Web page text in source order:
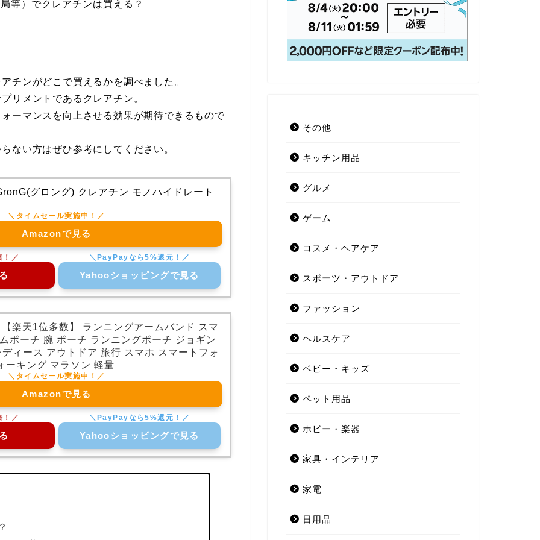
等）でクレアチンは買える？
チンがどこで買えるかを調べました。
リメントであるクレアチン。
ーマンスを向上させる効果が期待できるもので
ない方はぜひ参考にしてください。
グロング) クレアチン モノハイドレート
Amazonで見る
Yahooショッピングで見る
楽天1位多数】 ランニングアームバンド スマ
ポーチ 腕 ポーチ ランニングポーチ ジョギン
ィース アウトドア 旅行 スマホ スマートフォ
ーキング マラソン 軽量
Amazonで見る
Yahooショッピングで見る
その他
キッチン用品
グルメ
ゲーム
コスメ・ヘアケア
スポーツ・アウトドア
ファッション
ヘルスケア
ベビー・キッズ
ペット用品
ホビー・楽器
家具・インテリア
家電
日用品